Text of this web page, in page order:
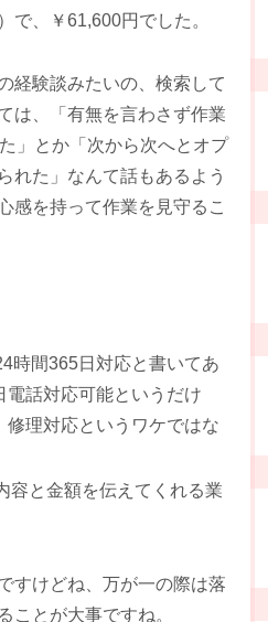
で、￥61,600円でした。
経験談みたいの、検索して
は、「有無を言わさず作業
」とか「次から次へとオプ
れた」なんて話もあるよう
感を持って作業を見守るこ
時間365日対応と書いてあ
電話対応可能というだけ
修理対応というワケではな
容と金額を伝えてくれる業
すけどね、万が一の際は落
ことが大事ですね。